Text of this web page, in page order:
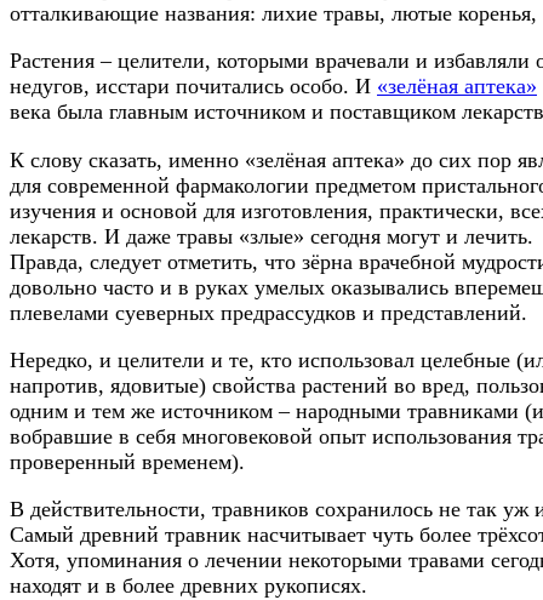
отталкивающие названия: лихие травы, лютые коренья,
Растения – целители, которыми врачевали и избавляли
недугов, исстари почитались особо. И «зелёная аптека»
века была главным источником и поставщиком
К слову сказать, именно «зелёная аптека» до сих пор
для современной фармакологии предметом
изучения и основой для изготовления, практически,
лекарств. И даже травы «злые» сегодня могут и лечить.
Правда, следует отметить, что зёрна врачебной
довольно часто и в руках умелых оказывались
плевелами суеверных предрассудков и представлений.
Нередко, и целители и те, кто использовал целебные
напротив, ядовитые) свойства растений во вред,
одним и тем же источником – народными травниками
вобравшие в себя многовековой опыт использования
проверенный временем).
В действительности, травников сохранилось не так уж
Самый древний травник насчитывает чуть более
Хотя, упоминания о лечении некоторыми травами
находят и в более древних рукописях.